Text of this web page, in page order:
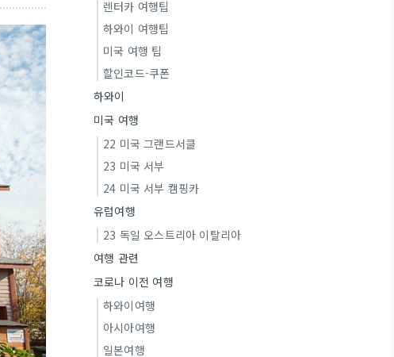
렌터카 여행팁
하와이 여행팁
미국 여행 팁
할인코드-쿠폰
하와이
미국 여행
22 미국 그랜드서클
23 미국 서부
24 미국 서부 캠핑카
유럽여행
23 독일 오스트리아 이탈리아
여행 관련
코로나 이전 여행
하와이여행
아시아여행
일본여행